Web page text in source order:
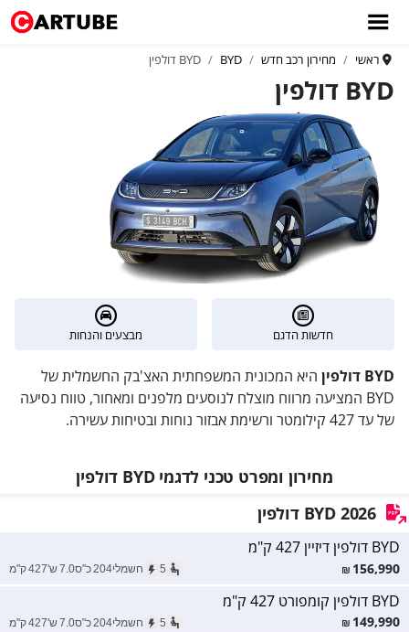
ראשי מחירון רכב חדש BYD BYD דולפין
BYD דולפין
חדשות הדגם מבצעים והנחות
BYD דולפין
היא המכונית המשפחתית האצ'בק החשמלית של
BYD המציעה מרווח מוצלח לנוסעים מלפנים ומאחור, טווח נסיעה
של עד 427 קילומטר ורשימת אבזור נוחות ובטיחות עשירה.
מחירון ומפרט טכני לדגמי BYD דולפין
2026 BYD דולפין
BYD דולפין דיזיין 427 ק"מ
156,990
₪
5 חשמלי204כ"ס7.0ש'427ק"מ
BYD דולפין קומפורט 427 ק"מ
149,990
₪
5 חשמלי204כ"ס7.0ש'427ק"מ